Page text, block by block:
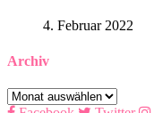
4. Februar 2022
Archiv
Archiv